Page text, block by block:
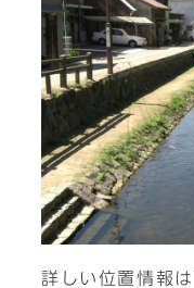
詳しい位置情報